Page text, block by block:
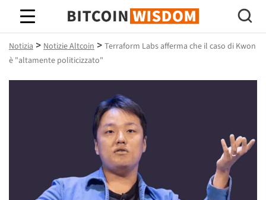
Saggezza Bitcoin
Notizia > Notizie Altcoin > Terraform Labs afferma che il caso di Kwon
è "altamente politicizzato"